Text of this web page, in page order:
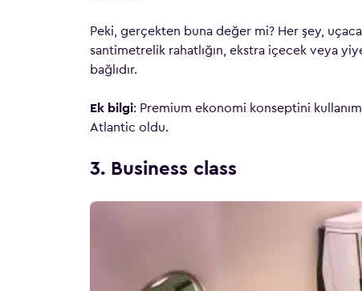
Peki, gerçekten buna değer mi? Her şey,
santimetrelik rahatlığın, ekstra içecek veya
bağlıdır.
Ek bilgi: Premium ekonomi konseptini
Atlantic oldu.
3. Business class